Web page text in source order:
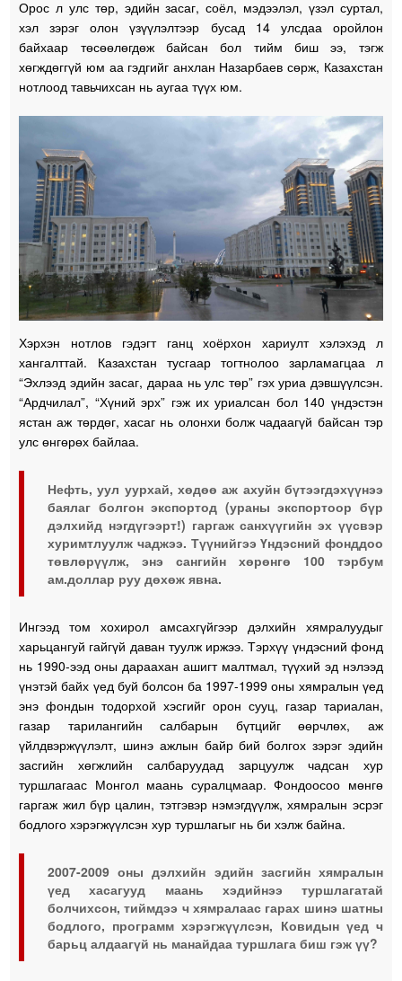
Орос л улс төр, эдийн засаг, соёл, мэдээлэл, үзэл суртал,
хэл зэрэг олон үзүүлэлтээр бусад 14 улсдаа оройлон
байхаар төсөөлөгдөж байсан бол тийм биш ээ, тэгж
хөгждөггүй юм аа гэдгийг анхлан Назарбаев сөрж, Казахстан
нотлоод тавьчихсан нь аугаа түүх юм.
Хэрхэн нотлов гэдэгт ганц хоёрхон хариулт хэлэхэд л
хангалттай. Казахстан тусгаар тогтнолоо зарламагцаа л
“Эхлээд эдийн засаг, дараа нь улс төр” гэх уриа дэвшүүлсэн.
“Ардчилал”, “Хүний эрх” гэж их уриалсан бол 140 үндэстэн
ястан аж төрдөг, хасаг нь олонхи болж чадаагүй байсан тэр
улс өнгөрөх байлаа.
Нефть, уул уурхай, хөдөө аж ахуйн бүтээгдэхүүнээ
баялаг болгон экспортод (ураны экспортоор бүр
дэлхийд нэгдүгээрт!) гаргаж санхүүгийн эх үүсвэр
хуримтлуулж чаджээ. Түүнийгээ Үндэсний фонддоо
төвлөрүүлж, энэ сангийн хөрөнгө 100 тэрбум
ам.доллар руу дөхөж явна.
Ингээд том хохирол амсахгүйгээр дэлхийн хямралуудыг
харьцангуй гайгүй даван туулж иржээ. Тэрхүү үндэсний фонд
нь 1990-ээд оны дараахан ашигт малтмал, түүхий эд нэлээд
үнэтэй байх үед буй болсон ба 1997-1999 оны хямралын үед
энэ фондын тодорхой хэсгийг орон сууц, газар тариалан,
газар тарилангийн салбарын бүтцийг өөрчлөх, аж
үйлдвэржүүлэлт, шинэ ажлын байр бий болгох зэрэг эдийн
засгийн хөгжлийн салбаруудад зарцуулж чадсан хур
туршлагаас Монгол маань суралцмаар. Фондоосоо мөнгө
гаргаж жил бүр цалин, тэтгэвэр нэмэгдүүлж, хямралын эсрэг
бодлого хэрэгжүүлсэн хур туршлагыг нь би хэлж байна.
2007-2009 оны дэлхийн эдийн засгийн хямралын
үед хасагууд маань хэдийнээ туршлагатай
болчихсон, тиймдээ ч хямралаас гарах шинэ шатны
бодлого, программ хэрэгжүүлсэн, Ковидын үед ч
барьц алдаагүй нь манайдаа туршлага биш гэж үү?